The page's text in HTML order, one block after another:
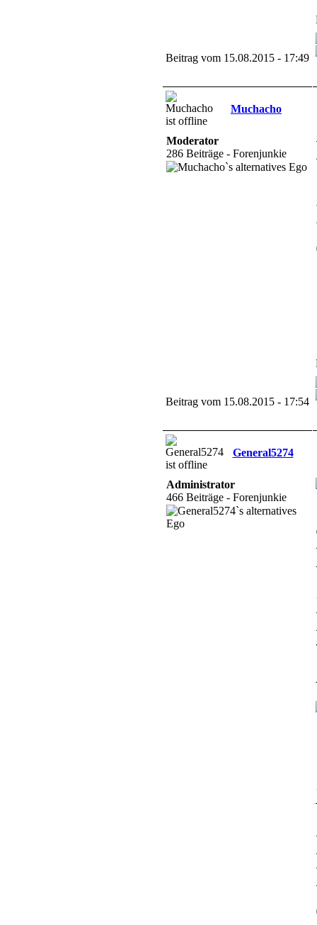
Beitrag vom 15.08.2015 - 17:49
Muchacho
Moderator
286 Beiträge - Forenjunkie
Beitrag vom 15.08.2015 - 17:54
General5274
Administrator
466 Beiträge - Forenjunkie